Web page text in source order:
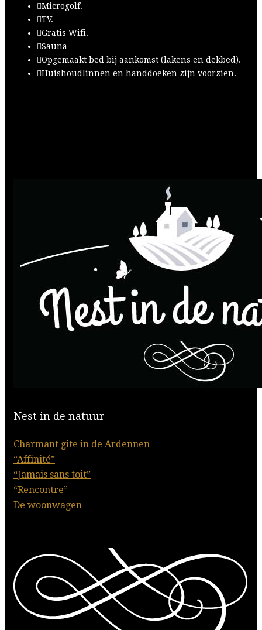
Microgolf.
TV.
Gratis Wifi.
Sauna
Opgemaakt bed bij aankomst (lakens en dekbed).
Huishoudlinnen en handdoeken zijn voorzien.
Nest in de natuur
Charmant gite in de Ardennen
“Affinité”
“Jamais sans toit”
“Rencontre”
De woonwagen